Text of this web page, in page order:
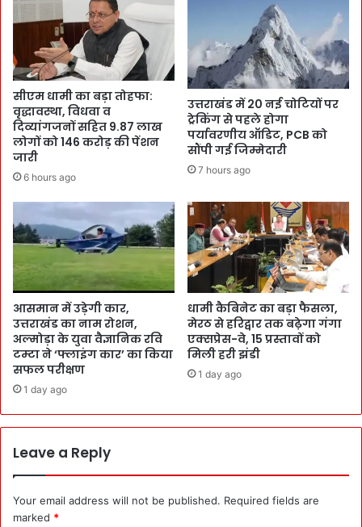
सीएम धामी का बड़ा तोहफा:
वृद्धावस्था, विधवा व
दिव्यांगजनों सहित 9.87 लाख
लोगों को 146 करोड़ की पेंशन
जारी
6 hours ago
उत्तराखंड में 20 नई चोटियों पर
ट्रेकिंग से पहले होगा
पर्यावरणीय ऑडिट, PCB को
सौंपी गई जिम्मेदारी
7 hours ago
आसमान में उड़ेगी कार,
उत्तराखंड का नाम रोशन,
अल्मोड़ा के युवा वैज्ञानिक रवि
टम्टा ने ‘फ्लाइंग कार’ का किया
सफल परीक्षण
1 day ago
धामी कैबिनेट का बड़ा फैसला,
मेरठ से हरिद्वार तक बढ़ेगा गंगा
एक्सप्रेस-वे, 15 प्रस्तावों को
मिली हरी झंडी
1 day ago
Leave a Reply
Your email address will not be published. Required fields are
marked *